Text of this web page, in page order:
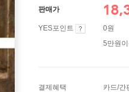
판매가
YES포인트
0원
5만원
결제혜택 카드/간